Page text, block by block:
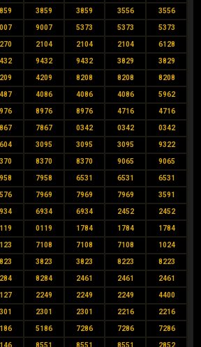
3859 3859 3556 3556
9007 5373 5373 5373
2104 2104 2104 6128
9432 9432 3829 3829
4209 8208 8208 8208
4086 4086 4086 5962
8976 8976 4716 4716
7867 0342 0342 0342
3095 3095 3095 9322
8370 8370 9065 9065
7958 6531 6531 6531
7969 7969 7969 3591
6934 6934 2452 2452
0119 1784 1784 1784
7108 7108 7108 1024
3823 3823 8223 8223
8284 2461 2461 2461
2249 2249 2249 4400
2301 2301 2216 2216
5186 7286 7286 7286
8551 8551 8551 2852